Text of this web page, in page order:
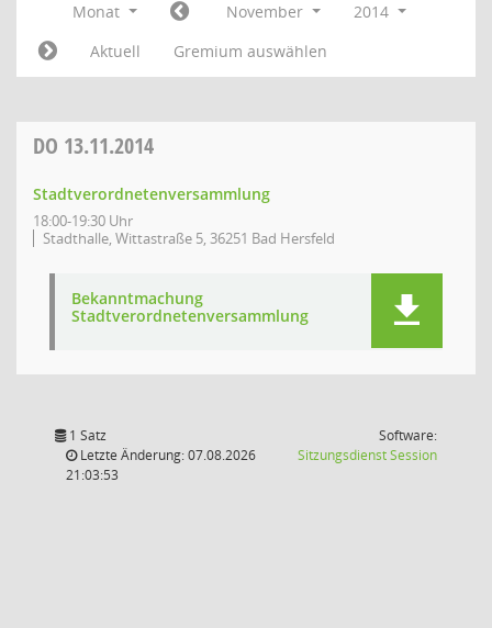
Monat November
2014
Aktuell
Gremium auswählen
DO 13.11.2014
Stadtverordnetenversammlung
18:00-19:30 Uhr
Stadthalle, Wittastraße 5, 36251 Bad Hersfeld
Bekanntmachung
Stadtverordnetenversammlung
1 Satz
Letzte Änderung: 07.08.2026
21:03:53
Software:
SitzungsdienstSession(Wird in